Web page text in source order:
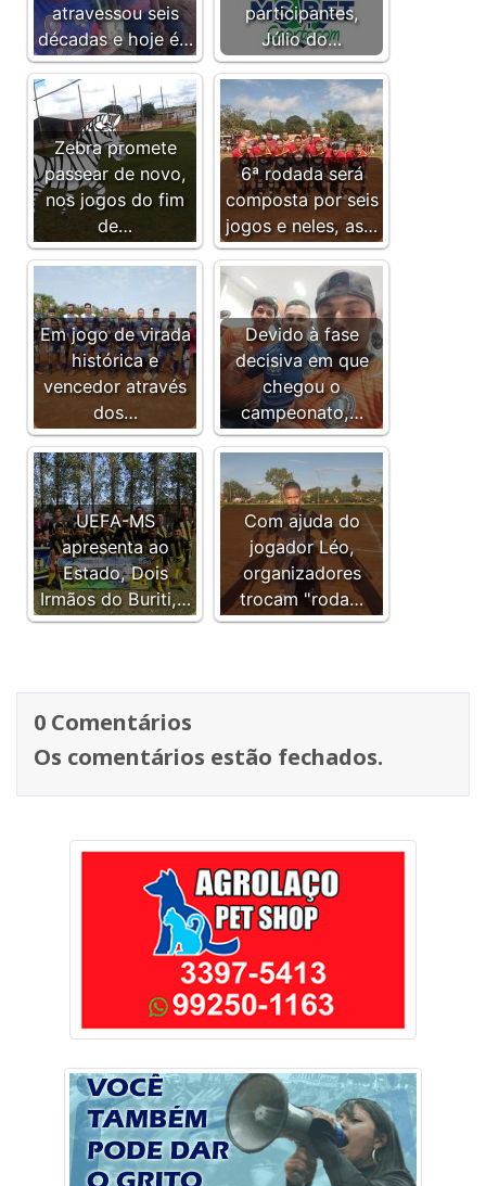
atravessou seis
décadas e hoje é…
participantes,
Júlio do…
Zebra promete
passear de novo,
nos jogos do fim
de…
6ª rodada será
composta por seis
jogos e neles, as…
Em jogo de virada
histórica e
vencedor através
dos…
Devido à fase
decisiva em que
chegou o
campeonato,…
UEFA-MS
apresenta ao
Estado, Dois
Irmãos do Buriti,…
Com ajuda do
jogador Léo,
organizadores
trocam "roda…
0 Comentários
Os comentários estão fechados.